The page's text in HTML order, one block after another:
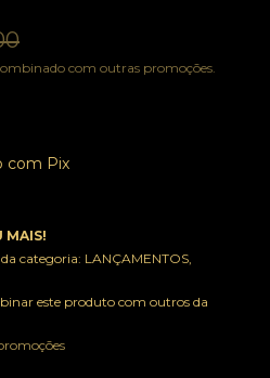
com outras promoções.
com Pix
MAIS!
categoria: LANÇAMENTOS,
este produto com outros da